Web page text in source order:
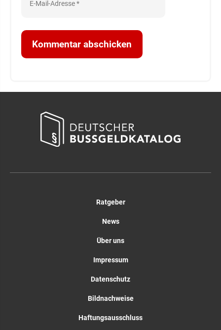
Ratgeber
News
Über uns
Impressum
Datenschutz
Bildnachweise
Haftungsausschluss